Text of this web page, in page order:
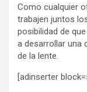
Como cualquier
trabajen juntos
posibilidad de
a desarrollar una
de la lente.
[adinserter